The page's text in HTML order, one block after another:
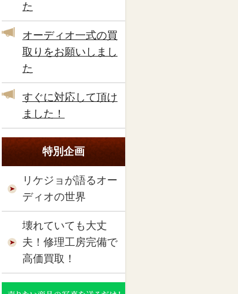
た
オーディオ一式の買
取りをお願いしまし
た
すぐに対応して頂け
ました！
特別企画
リケジョが語るオー
ディオの世界
壊れていても大丈
夫！修理工房完備で
高価買取！